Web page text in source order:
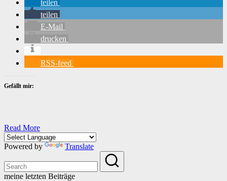
teilen
teilen
E-Mail
drucken
RSS-feed
Gefällt mir:
Read More
Powered by Translate
meine letzten Beiträge